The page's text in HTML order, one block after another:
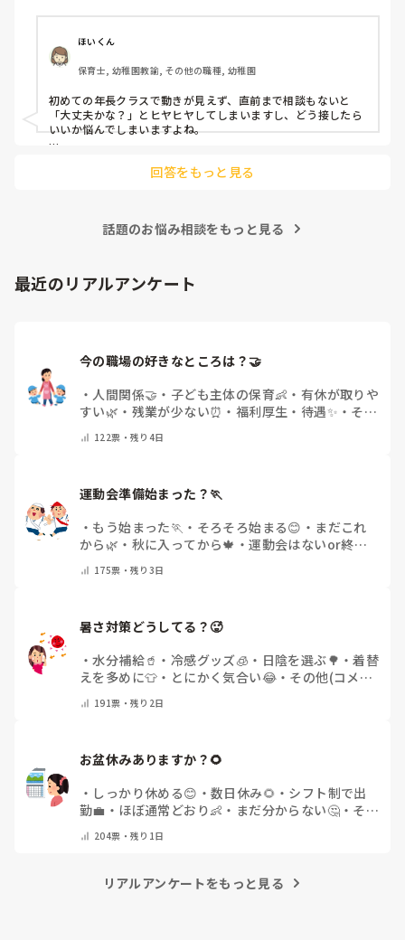
よほど自分に聞きづらいのか、聞く必要性さえ感じないの
か、もうよくわからないです。
対応にも悩みます。
ほいくん
保育士, 幼稚園教諭, その他の職種, 幼稚園
初めての年長クラスで動きが見えず、直前まで相談もないと
「大丈夫かな？」とヒヤヒヤしてしまいますし、どう接したら
いいか悩んでしまいますよね。
「こんなこと聞いたら迷惑かな」と抱え込んでいるケースがと
件、どこまで進んだ？」「困ってることない？」と具体的に声
「毎日夕方に5分だけ進捗確認の時間を取る」などルール化し
てしまうと、後輩も質問しやすくなりますよ。一人で抱え込ま
回答をもっと見る
話題のお悩み相談をもっと見る
最近のリアルアンケート
・ 人間関係🤝 ・ 子ども主体の保育👶 ・ 有休が取りや
すい🌿 ・ 残業が少ない⏰ ・ 福利厚生・待遇✨ ・ その
122票・残り4日
運動会準備始まった？🏃
・ もう始まった🏃 ・ そろそろ始まる😊 ・ まだこれ
から🌿 ・ 秋に入ってから🍁 ・運動会はないor終わ
175票・残り3日
暑さ対策どうしてる？🥵
・水分補給🥤 ・ 冷感グッズ🧊 ・ 日陰を選ぶ🌳 ・着替
えを多めに👕 ・ とにかく気合い😂・ その他(コメン
191票・残り2日
お盆休みありますか？🌻
・ しっかり休める😊 ・ 数日休み🌻 ・ シフト制で出
勤💼 ・ ほぼ通常どおり👶 ・ まだ分からない🤔・ その
204票・残り1日
リアルアンケートをもっと見る